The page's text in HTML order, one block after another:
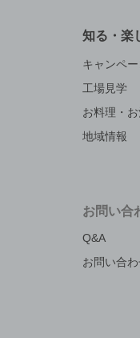
知る・楽
キャンペー
工場見学
お料理・
地域情報
お問い合
Q&A
お問い合